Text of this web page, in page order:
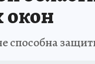
способна